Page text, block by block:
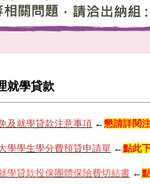
就學貸款
及就學貸款注意事項 ←懇請詳閱
學學生學分費預貸申請單 ←點此
學貸款投保團體保險費切結書 ←